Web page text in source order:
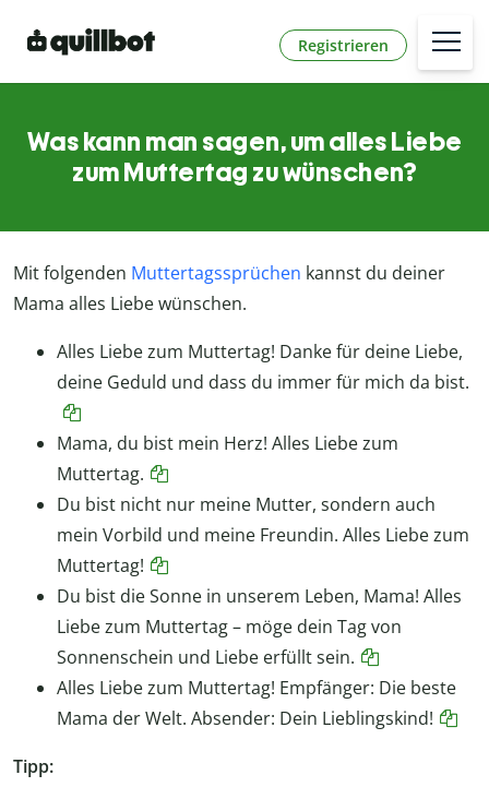
Registrieren
Was kann man sagen, um alles Liebe
zum Muttertag zu wünschen?
Mit folgenden Muttertagssprüchen kannst du deiner
Mama alles Liebe wünschen.
Alles Liebe zum Muttertag! Danke für deine Liebe,
deine Geduld und dass du immer für mich da bist.
Mama, du bist mein Herz! Alles Liebe zum
Muttertag.
Du bist nicht nur meine Mutter, sondern auch
mein Vorbild und meine Freundin. Alles Liebe zum
Muttertag!
Du bist die Sonne in unserem Leben, Mama! Alles
Liebe zum Muttertag – möge dein Tag von
Sonnenschein und Liebe erfüllt sein.
Alles Liebe zum Muttertag! Empfänger: Die beste
Mama der Welt. Absender: Dein Lieblingskind!
Tipp: